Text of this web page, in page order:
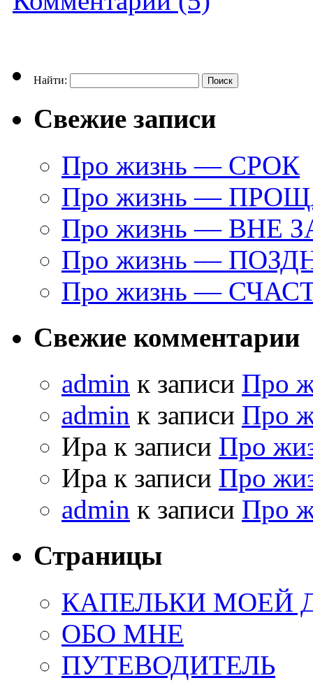
Найти:
Свежие записи
Про жизнь — СРОК
Про жизнь —
Про жизнь — ВНЕ
Про жизнь —
Про жизнь —
Свежие комментарии
admin к записи Про
admin к записи Про
Ира к записи Про
Ира к записи Про
admin к записи Про
Страницы
КАПЕЛЬКИ МОЕЙ
ОБО МНЕ
ПУТЕВОДИТЕЛЬ